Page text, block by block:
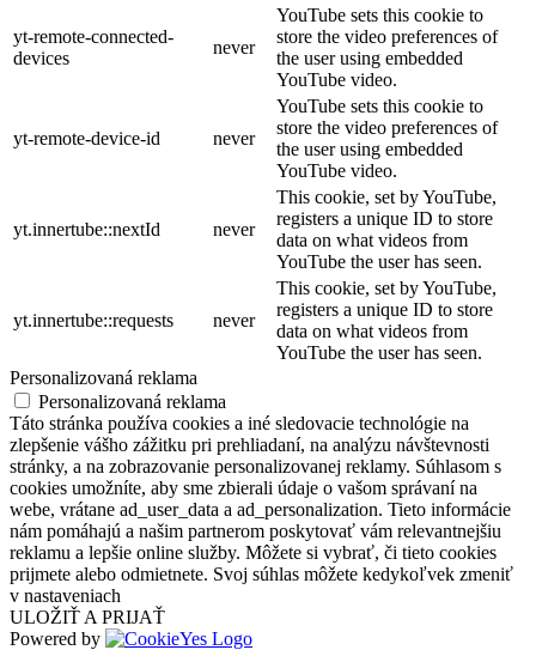
yt-remote-connected-
devices
never
YouTube sets this cookie to
store the video preferences of
the user using embedded
YouTube video.
yt-remote-device-id never
YouTube sets this cookie to
store the video preferences of
the user using embedded
YouTube video.
yt.innertube::nextId never
This cookie, set by YouTube,
registers a unique ID to store
data on what videos from
YouTube the user has seen.
yt.innertube::requests never
This cookie, set by YouTube,
registers a unique ID to store
data on what videos from
YouTube the user has seen.
Personalizovaná reklama
Personalizovaná reklama
Táto stránka používa cookies a iné sledovacie technológie na
zlepšenie vášho zážitku pri prehliadaní, na analýzu návštevnosti
stránky, a na zobrazovanie personalizovanej reklamy. Súhlasom s
cookies umožníte, aby sme zbierali údaje o vašom správaní na
webe, vrátane ad_user_data a ad_personalization. Tieto informácie
nám pomáhajú a našim partnerom poskytovať vám relevantnejšiu
reklamu a lepšie online služby. Môžete si vybrať, či tieto cookies
prijmete alebo odmietnete. Svoj súhlas môžete kedykoľvek zmeniť
v nastaveniach
ULOŽIŤ A PRIJAŤ
Powered by